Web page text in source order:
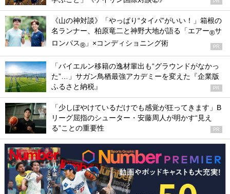
PR
《山の神対談》「やっぱり“タイパ”がいい！」箱根の
名ランナー、柏原竜二と神野大地が語る「エアー®サ
ロンパス® 」×コンディショニング術 PR
「バイエルン移籍の逸材輩出も“グラウンドがなかっ
た”…」サガン鳥栖最強アカデミーを変えた『企業版
ふるさと納税』
PR
「少しぼやけているだけでも感覚が狂ってきます」B
リーグ屈指のシューター・安藤周人が明かす“見え
る”ことの重要性
PR